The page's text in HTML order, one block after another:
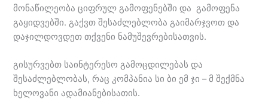
მონაწილეობა ციფრულ გამოფენებში და გამოფენა
გაყიდვებში. გაქვთ შესაძლებლობა გაიმარჯვოთ და
დაჯილდოვდეთ თქვენი ნამუშევრებისათვის.
გისურვებთ საინტერესო გამოცდილებას და
შესაძლებლობას, რაც კომპანია სი ბი ემ ჯი – მ შექმნა
ხელოვანი ადამიანებისათის.